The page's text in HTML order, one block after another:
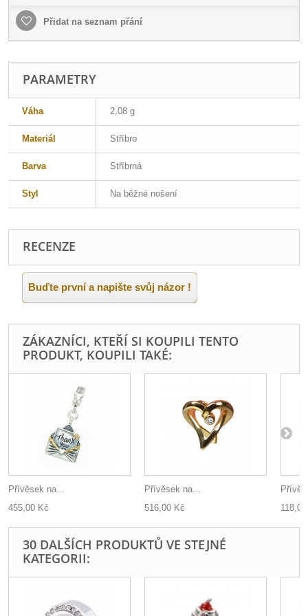
Přidat na seznam přání
PARAMETRY
Váha 2,08 g
Materiál Stříbro
Barva Stříbrná
Styl Na běžné nošení
RECENZE
Buďte první a napište svůj názor !
ZÁKAZNÍCI, KTEŘÍ SI KOUPILI TENTO
PRODUKT, KOUPILI TAKÉ:
Přívěsek na...
455,00 Kč
Přívěsek na...
516,00 Kč
30 DALŠÍCH PRODUKTŮ VE STEJNÉ
KATEGORII: